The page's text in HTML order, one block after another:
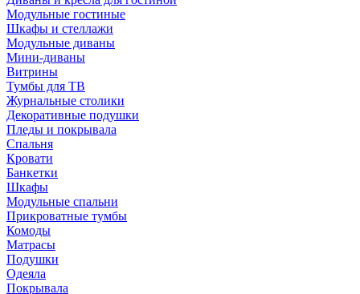
Модульные гостиные
Шкафы и стеллажи
Модульные диваны
Мини-диваны
Витрины
Тумбы для ТВ
Журнальные столики
Декоративные подушки
Пледы и покрывала
Спальня
Кровати
Банкетки
Шкафы
Модульные спальни
Прикроватные тумбы
Комоды
Матрасы
Подушки
Одеяла
Покрывала